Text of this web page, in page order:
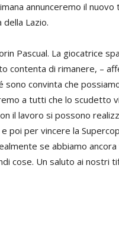
annunceremo il nuovo
della Lazio.
Pascual. La giocatrice
contenta di rimanere, –
convinta che
a tutti che lo scudetto
il lavoro si possono
per vincere la
se abbiamo
cose. Un saluto ai nostri